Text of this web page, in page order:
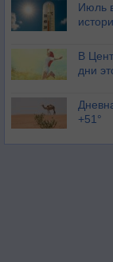
Июль
В
дни
+51°